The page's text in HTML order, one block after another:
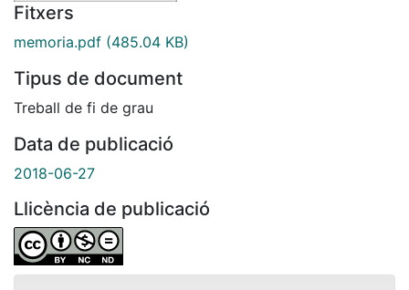
Fitxers
memoria.pdf (485.04 KB)
Tipus de document
Treball de fi de grau
Data de publicació
2018-06-27
Llicència de publicació